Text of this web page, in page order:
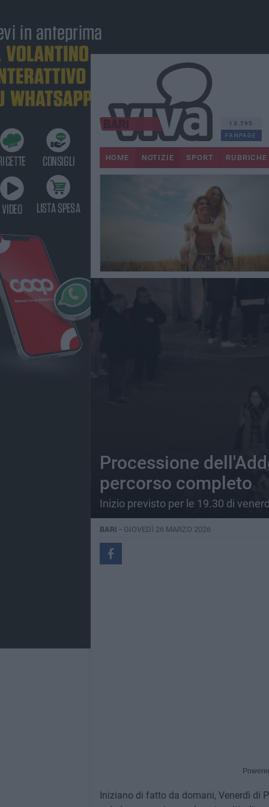
13.795
FANPAGE
HOME NOTIZIE SPORT RUBRICHE
Processione
percorso completo
Inizio previsto per le 19.30 di
BARI - GIOVEDÌ 26 MARZO 2026
Iniziano di fatto da domani, Venerdì di